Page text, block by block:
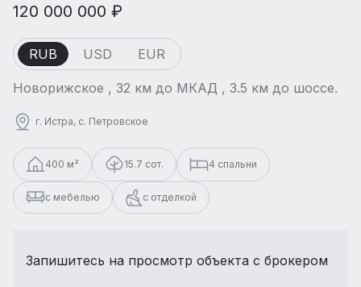
120 000 000 ₽
RUB USD EUR
Новорижское , 32 км до МКАД , 3.5 км до шоссе.
г. Истра, с. Петровское
400 м² 15.7 сот. 4 спальни
с мебелью с отделкой
Запишитесь на просмотр объекта с брокером